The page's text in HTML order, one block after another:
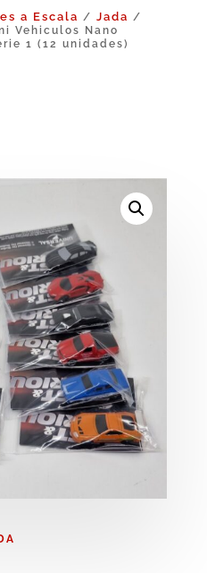
a Escala / Jada /
Vehiculos Nano
1 (12 unidades)